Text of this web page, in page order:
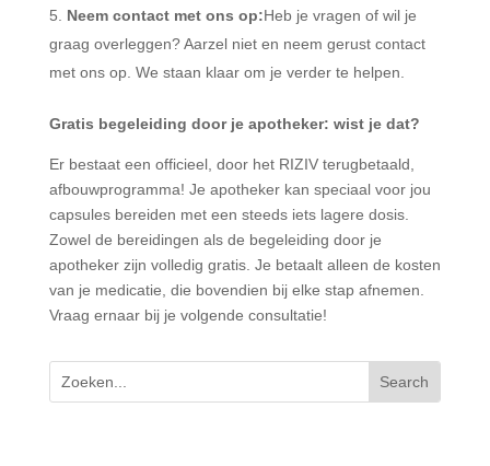
Neem contact met ons op:Heb je vragen of wil je
graag overleggen? Aarzel niet en neem gerust contact
met ons op. We staan klaar om je verder te helpen.
Gratis begeleiding door je apotheker: wist je dat?
Er bestaat een officieel, door het RIZIV terugbetaald,
afbouwprogramma! Je apotheker kan speciaal voor jou
capsules bereiden met een steeds iets lagere dosis.
Zowel de bereidingen als de begeleiding door je
apotheker zijn volledig gratis. Je betaalt alleen de kosten
van je medicatie, die bovendien bij elke stap afnemen.
Vraag ernaar bij je volgende consultatie!